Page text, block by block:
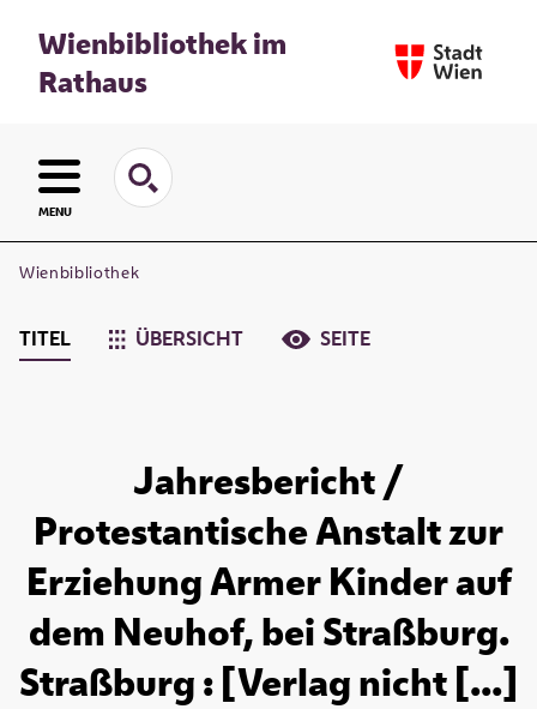
Wienbibliothek im
Rathaus
MENU
Wienbibliothek
TITEL ÜBERSICHT SEITE
Jahresbericht /
Protestantische Anstalt zur
Erziehung Armer Kinder auf
dem Neuhof, bei Straßburg.
Straßburg : [Verlag nicht [...]